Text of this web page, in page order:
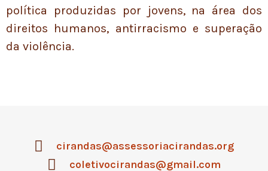
política produzidas por jovens, na área dos
direitos humanos, antirracismo e superação
da violência.
cirandas@assessoriacirandas.org
coletivocirandas@gmail.com